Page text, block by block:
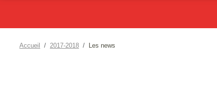
Accueil 2017-2018 Les news